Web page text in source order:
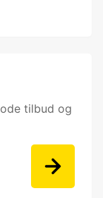
tilbud og